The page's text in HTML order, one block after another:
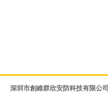
深圳市創維群欣安防科技有限公司